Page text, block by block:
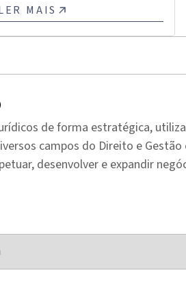
MAIS
de forma estratégica,
campos do Direito e
desenvolver e expandir